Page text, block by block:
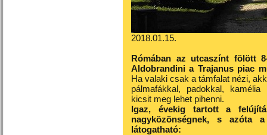
2018.01.15.
Rómában az utcaszínt fölött
Aldobrandini a Trajanus piac
Ha valaki csak a támfalat nézi,
pálmafákkal, padokkal,
kicsit meg lehet pihenni.
Igaz, évekig tartott a
nagyközönségnek, s azóta
látogatható: